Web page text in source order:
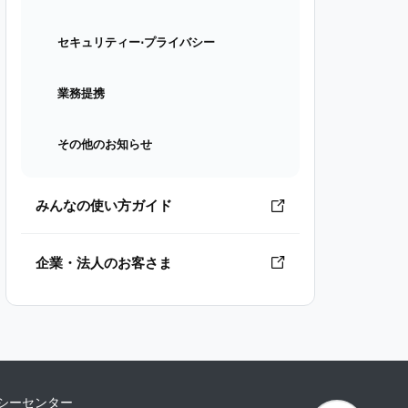
セキュリティー⋅プライバシー
業務提携
その他のお知らせ
みんなの使い方ガイド
企業・法人のお客さま
ーセンター